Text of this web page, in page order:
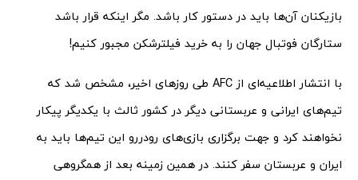
بازیکنان آن‌ها باید در دستور کار باشد. مگر اینکه قرار باشد
ستارگان فوتبال جهان را به خرید فیلترشکن مجبور کنیم!
با انتشار اطلاعیه‌ای از AFC طی روزهای اخیر، مشخص شد که
تیم‌های ایرانی و عربستانی دیگر در کشور ثالث با یکدیگر پیکار
نخواهند کرد و جهت برگزاری بازی‌های رودررو این تیم‌ها باید به
ایران و عربستان سفر کنند. در همین زمینه بعد از همگروهی